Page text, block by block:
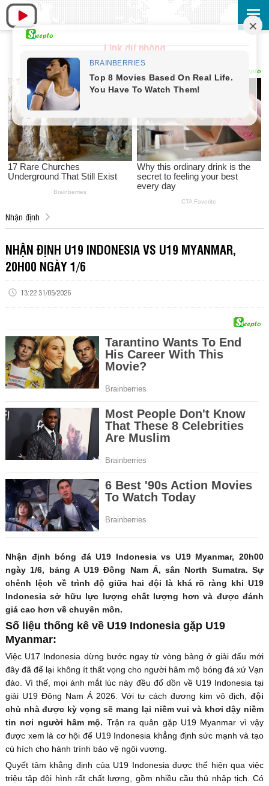
Link dự phòng
Nhận định
NHẬN ĐỊNH U19 INDONESIA VS U19 MYANMAR,
20H00 NGÀY 1/6
13:22 31/05/2026
Nhận định bóng đá U19 Indonesia vs U19 Myanmar, 20h00
ngày 1/6, bảng A U19 Đông Nam Á, sân North Sumatra. Sự
chênh lệch về trình độ giữa hai đội là khá rõ ràng khi U19
Indonesia sở hữu lực lượng chất lượng hơn và được đánh
giá cao hơn về chuyên môn.
Số liệu thống kê về U19 Indonesia gặp U19
Myanmar:
Việc U17 Indonesia dừng bước ngay từ vòng bảng ở giải đấu mới
đây đã để lại không ít thất vọng cho người hâm mộ bóng đá xứ Vạn
đảo. Vì thế, mọi ánh mắt lúc này đều đổ dồn về U19 Indonesia tại
giải U19 Đông Nam Á 2026. Với tư cách đương kim vô địch, đội
chủ nhà được kỳ vọng sẽ mang lại niềm vui và khơi dậy niềm
tin nơi người hâm mộ. Trận ra quân gặp U19 Myanmar vì vậy
được xem là cơ hội để U19 Indonesia khẳng định sức mạnh và tạo
cú hích cho hành trình bảo vệ ngôi vương.
Quyết tâm khẳng định của U19 Indonesia được thể hiện qua việc
triệu tập đội hình rất chất lượng, gồm nhiều cầu thủ nhập tịch. Có